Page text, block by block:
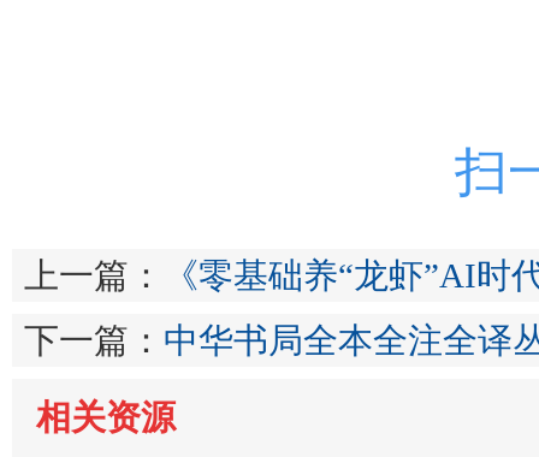
扫
上一篇：
《零基础养“龙虾”AI时
下一篇： 中华书局全本全注全译
相关资源